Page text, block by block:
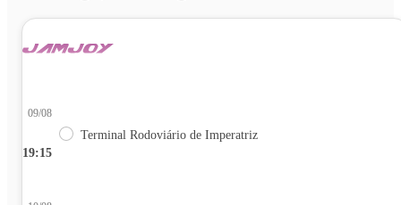
19:15
09/08
Terminal Rodoviário de Imperatriz